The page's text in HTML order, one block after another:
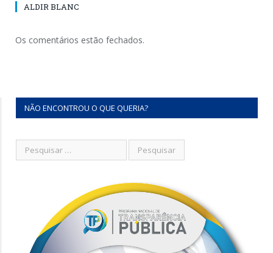
ALDIR BLANC
Os comentários estão fechados.
NÃO ENCONTROU O QUE QUERIA?